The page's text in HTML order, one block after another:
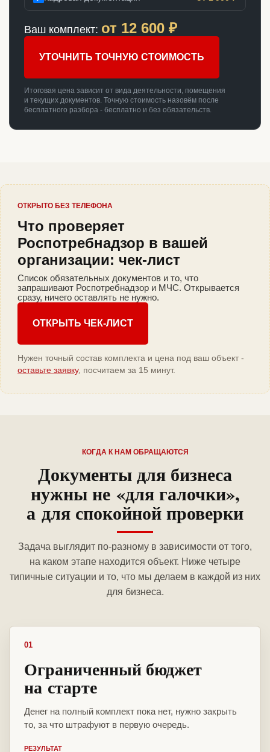
Ваш комплект: от 12 600 ₽
УТОЧНИТЬ ТОЧНУЮ СТОИМОСТЬ
Итоговая цена зависит от вида деятельности, помещения
и текущих документов. Точную стоимость назовём после
бесплатного разбора - бесплатно и без обязательств.
ОТКРЫТО БЕЗ ТЕЛЕФОНА
Что проверяет
Роспотребнадзор в вашей
организации: чек-лист
Список обязательных документов и то, что
запрашивают Роспотребнадзор и МЧС. Открывается
сразу, ничего оставлять не нужно.
ОТКРЫТЬ ЧЕК-ЛИСТ
Нужен точный состав комплекта и цена под ваш объект -
оставьте заявку, посчитаем за 15 минут.
КОГДА К НАМ ОБРАЩАЮТСЯ
Документы для бизнеса
нужны не «для галочки»,
а для спокойной проверки
Задача выглядит по-разному в зависимости от того,
на каком этапе находится объект. Ниже четыре
типичные ситуации и то, что мы делаем в каждой из них
для бизнеса.
01
Ограниченный бюджет
на старте
Денег на полный комплект пока нет, нужно закрыть
то, за что штрафуют в первую очередь.
РЕЗУЛЬТАТ